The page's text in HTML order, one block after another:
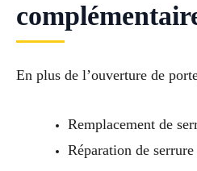
En plus de l’ouverture de
Remplacement de
Réparation de